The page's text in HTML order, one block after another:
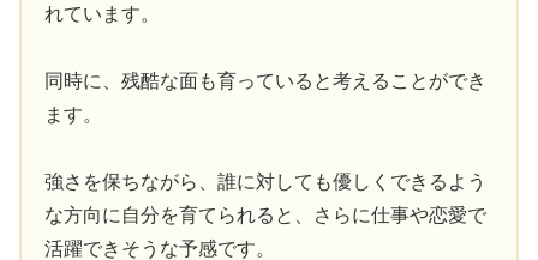
れています。
同時に、残酷な面も育っていると考えることができ
ます。
強さを保ちながら、誰に対しても優しくできるよう
な方向に自分を育てられると、さらに仕事や恋愛で
活躍できそうな予感です。